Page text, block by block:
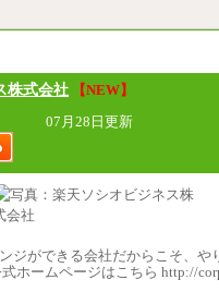
アサポート職 月給188,000円
）JTBグローバルマーケティング
事業職 月給202,000～227,000円
はJTBキャリアサイトよりご確
)JTBビジネストランスフォーム
職 月給205,000～225,000円＋地
ア総合職 月給185,000円＋地域
)JTBデータサービス ※2027年新
職 月給186,000～194,000円＋地
株式会社
【NEW】
07月28日更新
ジができる会社だからこそ、や
ホームページはこちら http://